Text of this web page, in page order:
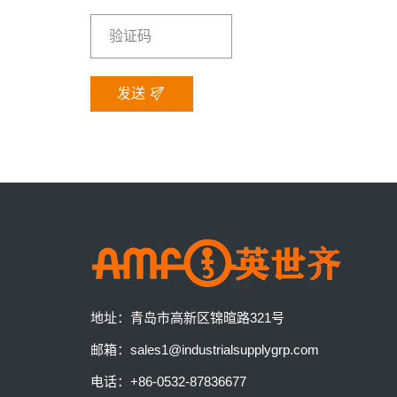
发送
地址： 青岛市高新区锦暄路321号
邮箱： sales1@industrialsupplygrp.com
电话： +86-0532-87836677